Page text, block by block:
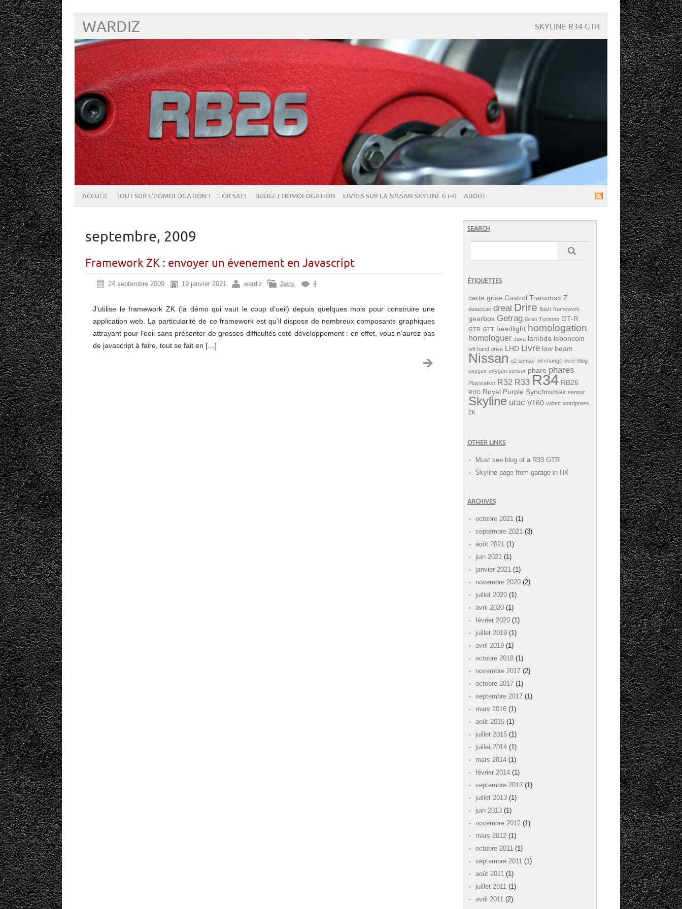
WARDIZ SKYLINE R34 GTR
ACCUEIL TOUT SUR L’HOMOLOGATION ! FOR SALE BUDGET HOMOLOGATION LIVRES SUR LA NISSAN SKYLINE GT-R ABOUT
septembre, 2009
Framework ZK : envoyer un évenement en Javascript
24 septembre 2009 19 janvier 2021 wardiz Java 4
J’utilise le framework ZK (la démo qui vaut le coup d’oeil) depuis quelques mois pour construire une
application web. La particularité de ce framework est qu’il dispose de nombreux composants graphiques
attrayant pour l’oeil sans présenter de grosses difficultés coté développement : en effet, vous n’aurez pas
de javascript à faire, tout se fait en […]
SEARCH
ÉTIQUETTES
carte grise Castrol Transmax Z
datascan dreal Drire flash framework
gearbox Getrag Gran Turismo GT-R
GTR GTT headlight homologation
homologuer Java lambda leboncoin
left hand drive LHD Livre low beam
Nissan o2 sensor oil change over-blog
oxygen oxygen sensor phare phares
Playstation R32 R33 R34 RB26
RHD Royal Purple Synchromax sensor
Skyline utac V160 volant wordpress
ZK
OTHER LINKS
Must see blog of a R33 GTR
Skyline page from garage in HK
ARCHIVES
octobre 2021(1)
septembre 2021(3)
août 2021(1)
juin 2021(1)
janvier 2021(1)
novembre 2020(2)
juillet 2020(1)
avril 2020(1)
février 2020(1)
juillet 2019(1)
avril 2019(1)
octobre 2018(1)
novembre 2017(2)
octobre 2017(1)
septembre 2017(1)
mars 2016(1)
août 2015(1)
juillet 2015(1)
juillet 2014(1)
mars 2014(1)
février 2014(1)
septembre 2013(1)
juillet 2013(1)
juin 2013(1)
novembre 2012(1)
mars 2012(1)
octobre 2011(1)
septembre 2011(1)
août 2011(1)
juillet 2011(1)
avril 2011(2)